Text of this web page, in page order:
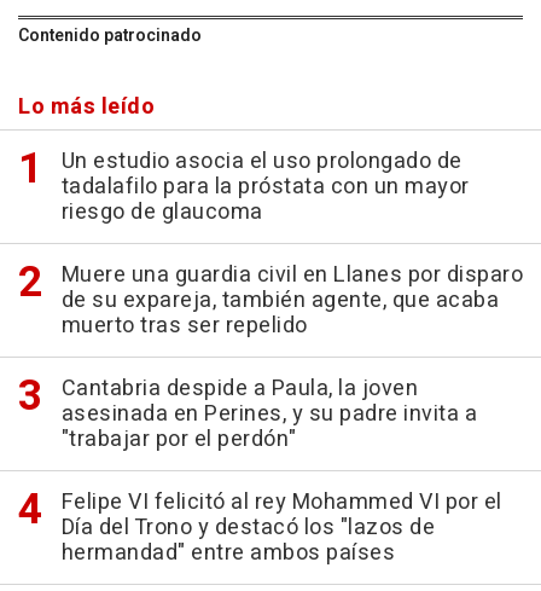
Contenido patrocinado
Lo más leído
Un estudio asocia el uso prolongado de
tadalafilo para la próstata con un mayor
riesgo de glaucoma
Muere una guardia civil en Llanes por disparo
de su expareja, también agente, que acaba
muerto tras ser repelido
Cantabria despide a Paula, la joven
asesinada en Perines, y su padre invita a
"trabajar por el perdón"
Felipe VI felicitó al rey Mohammed VI por el
Día del Trono y destacó los "lazos de
hermandad" entre ambos países